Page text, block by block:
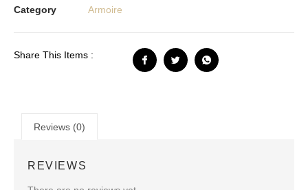
Category
Armoire
Share This Items :
Reviews (0)
REVIEWS